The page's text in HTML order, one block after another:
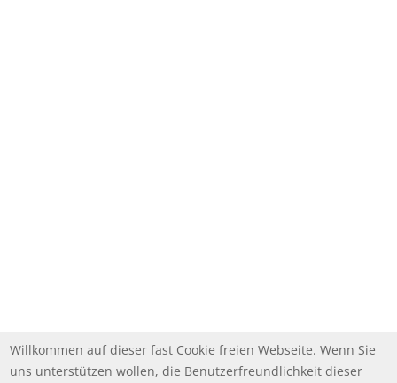
Willkommen auf dieser fast Cookie freien Webseite. Wenn Sie
uns unterstützen wollen, die Benutzerfreundlichkeit dieser